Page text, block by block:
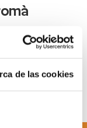
de las cookies
de Sabor